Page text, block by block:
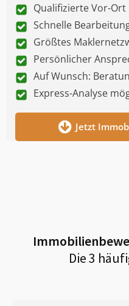
Qualifizierte Vor-
Schnelle
Größtes
Persönlicher
Auf Wunsch:
Express-Analyse
Jetzt
Die 3